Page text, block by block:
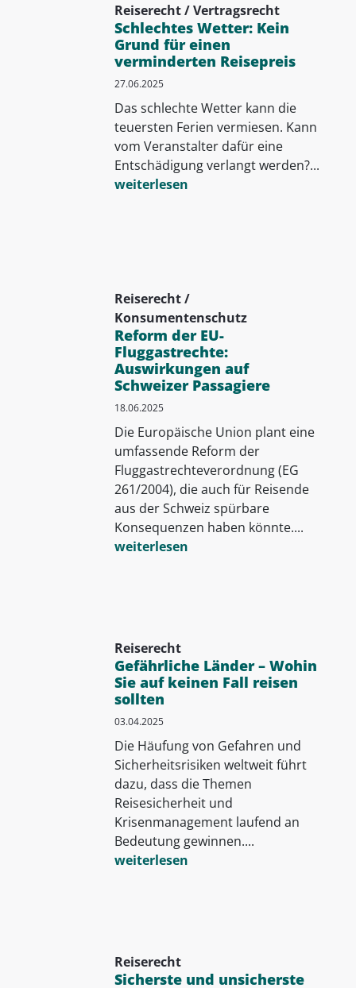
Reiserecht / Vertragsrecht
Schlechtes Wetter: Kein
Grund für einen
verminderten Reisepreis
27.06.2025
Das schlechte Wetter kann die
teuersten Ferien vermiesen. Kann
vom Veranstalter dafür eine
Entschädigung verlangt werden?...
weiterlesen
Reiserecht /
Konsumentenschutz
Reform der EU-
Fluggastrechte:
Auswirkungen auf
Schweizer Passagiere
18.06.2025
Die Europäische Union plant eine
umfassende Reform der
Fluggastrechteverordnung (EG
261/2004), die auch für Reisende
aus der Schweiz spürbare
Konsequenzen haben könnte....
weiterlesen
Reiserecht
Gefährliche Länder – Wohin
Sie auf keinen Fall reisen
sollten
03.04.2025
Die Häufung von Gefahren und
Sicherheitsrisiken weltweit führt
dazu, dass die Themen
Reisesicherheit und
Krisenmanagement laufend an
Bedeutung gewinnen....
weiterlesen
Reiserecht
Sicherste und unsicherste